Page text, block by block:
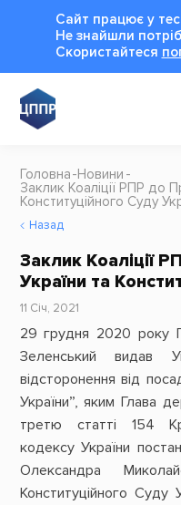
Сайт працює у
Не знайшли
Cкористайтеся
Головна Новини
Заклик Коаліції РПР до
Конституційного Суду
Назад
Заклик Коаліції
України та
11 Січ, 2021
29 грудня 2020 року
Зеленський
відсторонення від
України”, яким Глава
третю статті 154
кодексу України
Олександра
Конституційного Суду